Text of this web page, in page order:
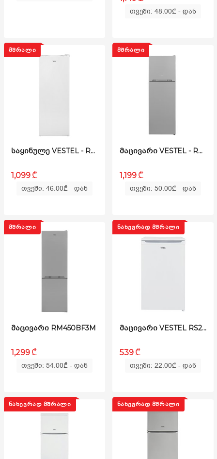
თვეში: 48.00₾- დან
ᲛᲨᲠᲐᲚᲘ
ᲡᲐᲧᲘᲜᲣᲚᲔ VESTEL - RN270FR3EI-W
1,099 ₾
თვეში: 46.00₾- დან
ᲛᲨᲠᲐᲚᲘ
ᲛᲐᲪᲘᲕᲐᲠᲘ VESTEL - RM 400 TF3M BG
1,199 ₾
თვეში: 50.00₾- დან
ᲛᲨᲠᲐᲚᲘ
ᲛᲐᲪᲘᲕᲐᲠᲘ RM450BF3M
1,299 ₾
თვეში: 54.00₾- დან
ᲜᲐᲮᲔᲕᲠᲐᲓ ᲛᲨᲠᲐᲚᲘ
ᲛᲐᲪᲘᲕᲐᲠᲘ VESTEL RS200LR3M-W
539 ₾
თვეში: 22.00₾- დან
ᲜᲐᲮᲔᲕᲠᲐᲓ ᲛᲨᲠᲐᲚᲘ ᲜᲐᲮᲔᲕᲠᲐᲓ ᲛᲨᲠᲐᲚᲘ